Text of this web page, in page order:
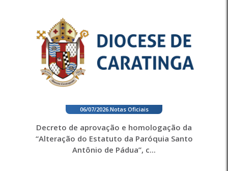
06/07/2026. Notas Oficiais
Decreto de aprovação e homologação da
“Alteração do Estatuto da Paróquia Santo
Antônio de Pádua”, c...